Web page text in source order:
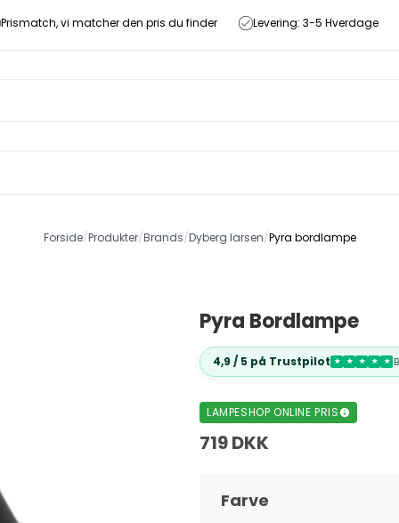
Prismatch, vi matcher den pris du finder Levering: 3-5 Hverdage
Forside/Produkter/Brands/Dyberg larsen/Pyra bordlampe
Pyra Bordlampe
4,9 / 5 på Trustpilot ★ ★ ★ ★ ★
LAMPESHOP ONLINE PRIS
719 DKK
Farve